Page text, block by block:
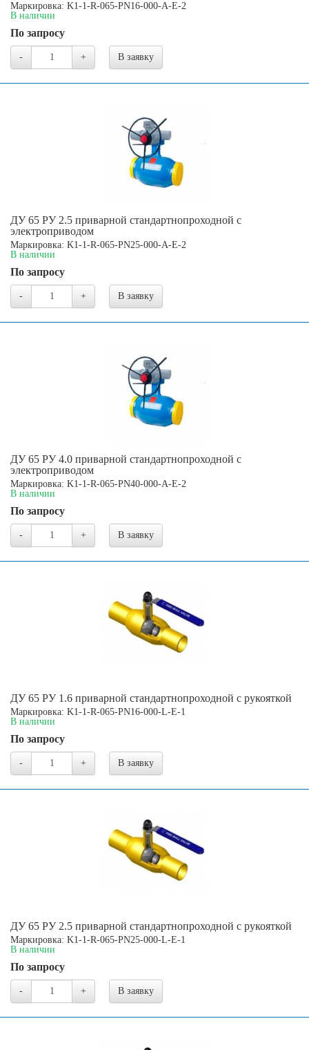
Маркировка: K1-1-R-065-PN16-000-A-E-2
В наличии
По запросу
- + В заявку
ДУ 65 РУ 2.5 приварной стандартнопроходной с
электроприводом
Маркировка: K1-1-R-065-PN25-000-A-E-2
В наличии
По запросу
- + В заявку
ДУ 65 РУ 4.0 приварной стандартнопроходной с
электроприводом
Маркировка: K1-1-R-065-PN40-000-A-E-2
В наличии
По запросу
- + В заявку
ДУ 65 РУ 1.6 приварной стандартнопроходной с рукояткой
Маркировка: K1-1-R-065-PN16-000-L-E-1
В наличии
По запросу
- + В заявку
ДУ 65 РУ 2.5 приварной стандартнопроходной с рукояткой
Маркировка: K1-1-R-065-PN25-000-L-E-1
В наличии
По запросу
- + В заявку